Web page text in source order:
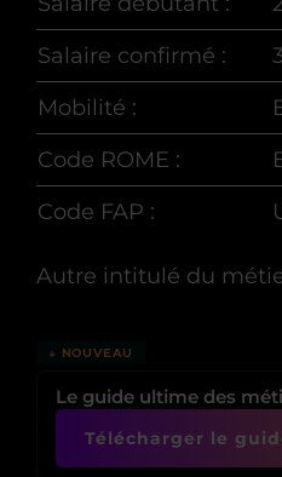
Salaire confirmé :
Mobilité :
Code ROME :
Code FAP :
Autre intitulé du
↓ NOUVEAU
Le guide ultime des
Télécharger le